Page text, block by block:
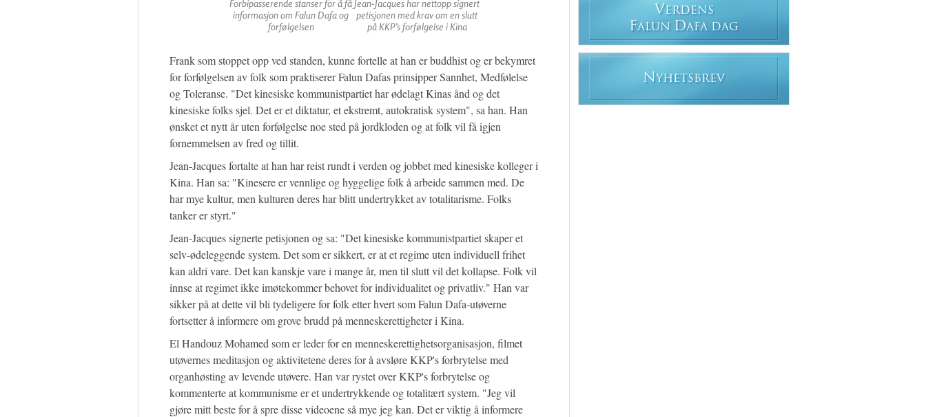
Forbipasserende stanser for å få
informasjon om Falun Dafa og
forfølgelsen
Jean-Jacques har nettopp signert
petisjonen med krav om en slutt
på KKP’s forfølgelse i Kina
Frank som stoppet opp ved standen, kunne fortelle at han er buddhist og er bekymret
for forfølgelsen av folk som praktiserer Falun Dafas prinsipper Sannhet, Medfølelse
og Toleranse. "Det kinesiske kommunistpartiet har ødelagt Kinas ånd og det
kinesiske folks sjel. Det er et diktatur, et ekstremt, autokratisk system", sa han. Han
ønsket et nytt år uten forfølgelse noe sted på jordkloden og at folk vil få igjen
fornemmelsen av fred og tillit.
Jean-Jacques fortalte at han har reist rundt i verden og jobbet med kinesiske kolleger i
Kina. Han sa: "Kinesere er vennlige og hyggelige folk å arbeide sammen med. De
har mye kultur, men kulturen deres har blitt undertrykket av totalitarisme. Folks
tanker er styrt."
Jean-Jacques signerte petisjonen og sa: "Det kinesiske kommunistpartiet skaper et
selv-ødeleggende system. Det som er sikkert, er at et regime uten individuell frihet
kan aldri vare. Det kan kanskje vare i mange år, men til slutt vil det kollapse. Folk vil
innse at regimet ikke imøtekommer behovet for individualitet og privatliv." Han var
sikker på at dette vil bli tydeligere for folk etter hvert som Falun Dafa-utøverne
fortsetter å informere om grove brudd på menneskerettigheter i Kina.
El Handouz Mohamed som er leder for en menneskerettighetsorganisasjon, filmet
utøvernes meditasjon og aktivitetene deres for å avsløre KKP's forbrytelse med
organhøsting av levende utøvere. Han var rystet over KKP's forbrytelse og
kommenterte at kommunisme er et undertrykkende og totalitært system. "Jeg vil
gjøre mitt beste for å spre disse videoene så mye jeg kan. Det er viktig å informere
VERDENS
FALUN DAFA DAG
NYHETSBREV